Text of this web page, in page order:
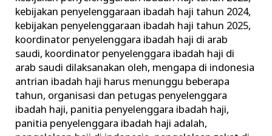
kebijakan penyelenggaraan ibadah haji tahun 2024,
kebijakan penyelenggaraan ibadah haji tahun 2025,
koordinator penyelenggara ibadah haji di arab
saudi, koordinator penyelenggara ibadah haji di
arab saudi dilaksanakan oleh, mengapa di indonesia
antrian ibadah haji harus menunggu beberapa
tahun, organisasi dan petugas penyelenggara
ibadah haji, panitia penyelenggara ibadah haji,
panitia penyelenggara ibadah haji adalah,